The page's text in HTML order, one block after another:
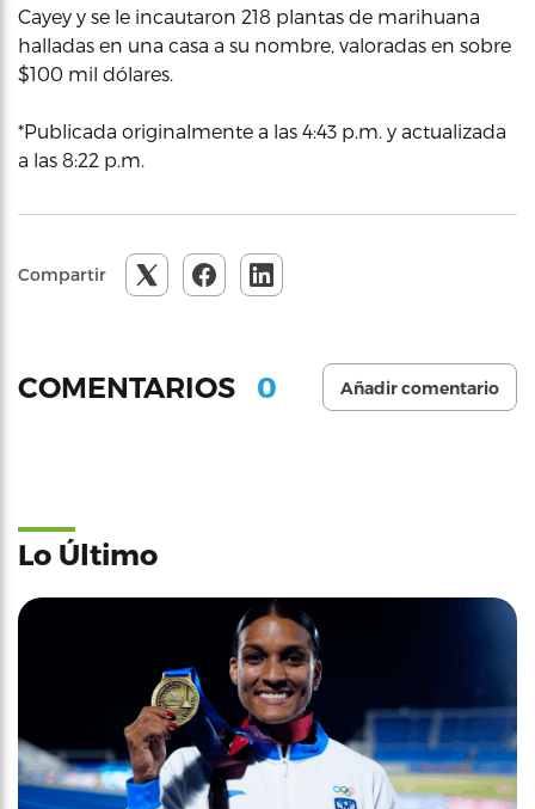
Cayey y se le incautaron 218 plantas de marihuana
halladas en una casa a su nombre, valoradas en sobre
$100 mil dólares.
*Publicada originalmente a las 4:43 p.m. y actualizada
a las 8:22 p.m.
Compartir
COMENTARIOS 0 Añadir comentario
Lo Último